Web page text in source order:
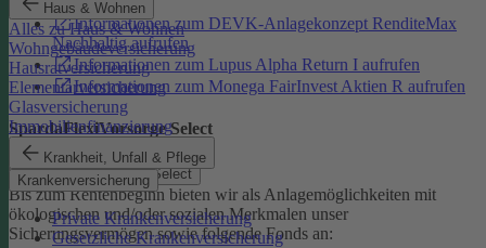
Haus & Wohnen
Alles zu Haus & Wohnen
Wohngebäudeversicherung
Hausratversicherung
Elementarversicherung
Glasversicherung
Immobilienfinanzierung
Krankheit, Unfall & Pflege
Krankenversicherung
Private Krankenversicherung
Gesetzliche Krankenversicherung
Informationen zum DEVK-Anlagekonzept RenditeMax
Nachhaltig aufrufen
Informationen zum Lupus Alpha Return I aufrufen
Informationen zum Monega FairInvest Aktien R aufrufen
SpardaFlexiVorsorge Select
SpardaFlexiVorsorge Select
Bis zum Rentenbeginn bieten wir als Anlagemöglichkeiten mit
ökologischen und/oder sozialen Merkmalen unser
Sicherungsvermögen sowie folgende Fonds an: